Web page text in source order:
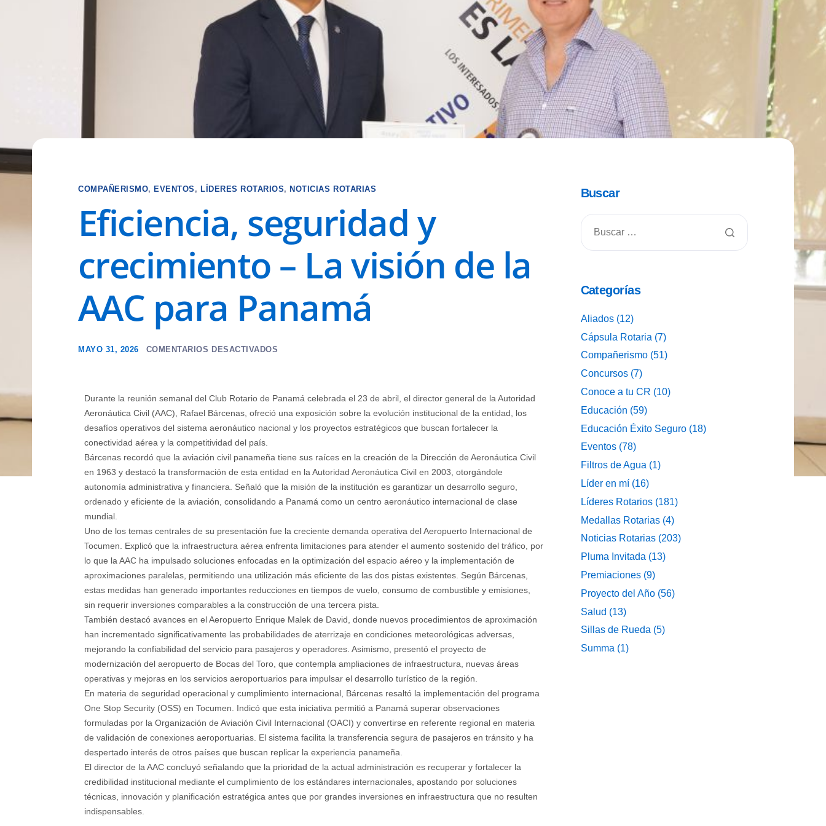
COMPAÑERISMO, EVENTOS , LÍDERES ROTARIOS, NOTICIAS ROTARIAS
Eficiencia, seguridad y
crecimiento – La visión de la
AAC para Panamá
MAYO 31, 2026 COMENTARIOS DESACTIVADOS
Durante la reunión semanal del Club Rotario de Panamá celebrada el 23 de abril, el director general de la Autoridad
Aeronáutica Civil (AAC), Rafael Bárcenas, ofreció una exposición sobre la evolución institucional de la entidad, los
desafíos operativos del sistema aeronáutico nacional y los proyectos estratégicos que buscan fortalecer la
conectividad aérea y la competitividad del país.
Bárcenas recordó que la aviación civil panameña tiene sus raíces en la creación de la Dirección de Aeronáutica Civil
en 1963 y destacó la transformación de esta entidad en la Autoridad Aeronáutica Civil en 2003, otorgándole
autonomía administrativa y financiera. Señaló que la misión de la institución es garantizar un desarrollo seguro,
ordenado y eficiente de la aviación, consolidando a Panamá como un centro aeronáutico internacional de clase
mundial.
Uno de los temas centrales de su presentación fue la creciente demanda operativa del Aeropuerto Internacional de
Tocumen. Explicó que la infraestructura aérea enfrenta limitaciones para atender el aumento sostenido del tráfico, por
lo que la AAC ha impulsado soluciones enfocadas en la optimización del espacio aéreo y la implementación de
aproximaciones paralelas, permitiendo una utilización más eficiente de las dos pistas existentes. Según Bárcenas,
estas medidas han generado importantes reducciones en tiempos de vuelo, consumo de combustible y emisiones,
sin requerir inversiones comparables a la construcción de una tercera pista.
También destacó avances en el Aeropuerto Enrique Malek de David, donde nuevos procedimientos de aproximación
han incrementado significativamente las probabilidades de aterrizaje en condiciones meteorológicas adversas,
mejorando la confiabilidad del servicio para pasajeros y operadores. Asimismo, presentó el proyecto de
modernización del aeropuerto de Bocas del Toro, que contempla ampliaciones de infraestructura, nuevas áreas
operativas y mejoras en los servicios aeroportuarios para impulsar el desarrollo turístico de la región.
En materia de seguridad operacional y cumplimiento internacional, Bárcenas resaltó la implementación del programa
One Stop Security (OSS) en Tocumen. Indicó que esta iniciativa permitió a Panamá superar observaciones
formuladas por la Organización de Aviación Civil Internacional (OACI) y convertirse en referente regional en materia
de validación de conexiones aeroportuarias. El sistema facilita la transferencia segura de pasajeros en tránsito y ha
despertado interés de otros países que buscan replicar la experiencia panameña.
El director de la AAC concluyó señalando que la prioridad de la actual administración es recuperar y fortalecer la
credibilidad institucional mediante el cumplimiento de los estándares internacionales, apostando por soluciones
técnicas, innovación y planificación estratégica antes que por grandes inversiones en infraestructura que no resulten
indispensables.
Buscar
Categorías
Aliados(12)
Cápsula Rotaria (7)
Compañerismo(51)
Concursos(7)
Conoce a tu CR (10)
Educación (59)
Educación Éxito Seguro(18)
Eventos(78)
Filtros de Agua (1)
Líder en mí(16)
Líderes Rotarios(181)
Medallas Rotarias(4)
Noticias Rotarias(203)
Pluma Invitada (13)
Premiaciones(9)
Proyecto del Año(56)
Salud (13)
Sillas de Rueda (5)
Summa (1)